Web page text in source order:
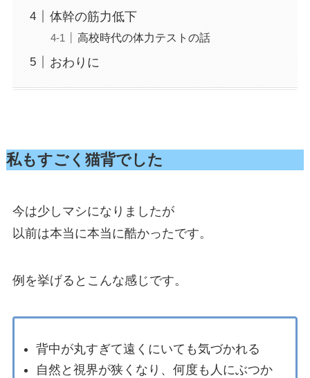
体幹の筋力低下
高校時代の体力テストの話
おわりに
私もすごく猫背でした
今は少しマシになりましたが
以前は本当に本当に酷かったです。
例を挙げるとこんな感じです。
背中が丸すぎて遠くにいても気づかれる
自然と視界が狭くなり、何度も人にぶつか